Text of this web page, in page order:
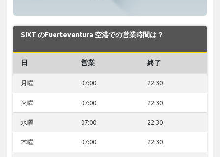
SIXT のFuerteventura 空港での営業時間は？
日 営業 終了
月曜 07:00 22:30
火曜 07:00 22:30
水曜 07:00 22:30
木曜 07:00 22:30